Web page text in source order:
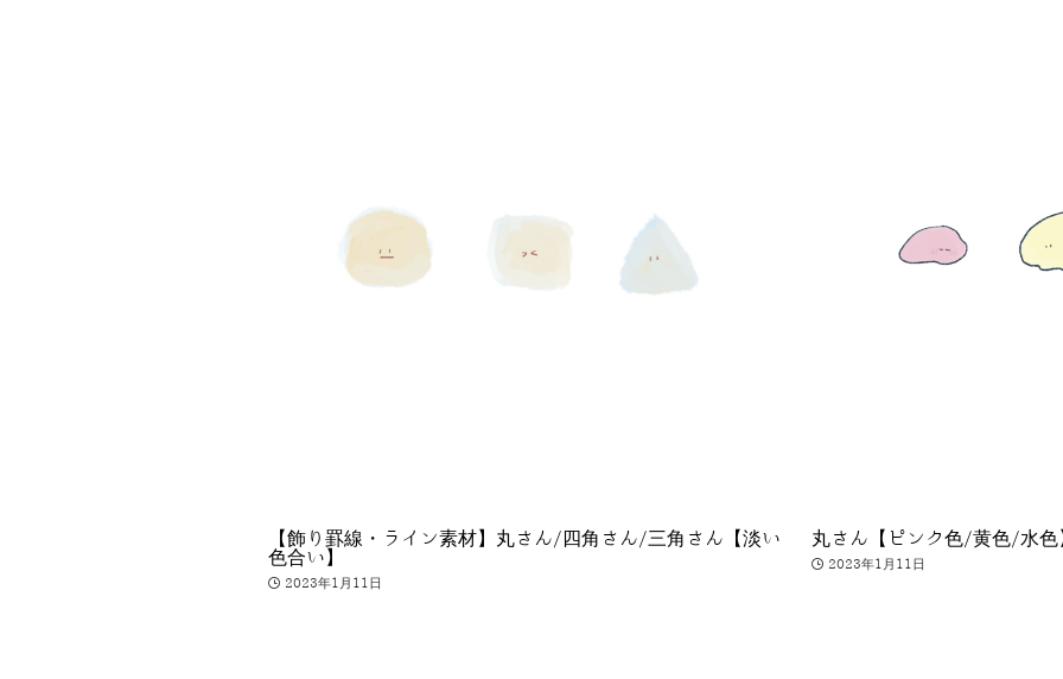
【飾り罫線・ライン素材】丸さん/四角さん/三角さん【淡い
色合い】
2023年1月11日
丸さん【ピンク色/黄色/水色
2023年1月11日